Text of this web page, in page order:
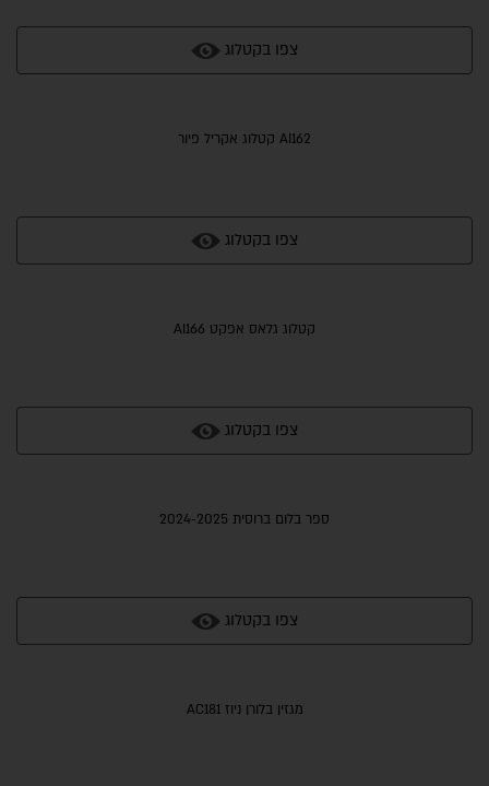
צפו בקטלוג
AI162 קטלוג אקריל פיור
צפו בקטלוג
קטלוג גלאס אפקט AI166
צפו בקטלוג
ספר בלום ברוסית 2024-2025
צפו בקטלוג
מגזין בלורן ניוז AC181